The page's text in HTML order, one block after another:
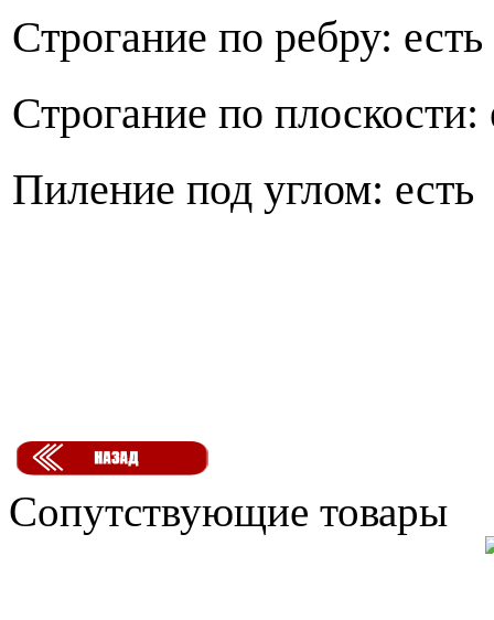
Строгание по
Строгание по плоскости:
Пиление под углом: есть
Сопутствующие товары